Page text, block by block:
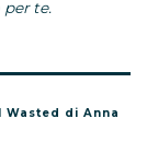
te.
Wasted di Anna